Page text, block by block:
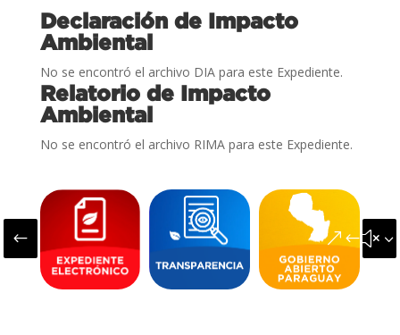
Declaración de Impacto
Ambiental
No se encontró el archivo DIA para este Expediente.
Relatorio de Impacto
Ambiental
No se encontró el archivo RIMA para este Expediente.
#